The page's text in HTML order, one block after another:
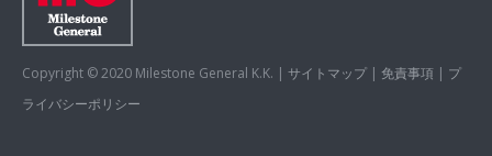
Copyright © 2020 Milestone General K.K. | サイトマップ | 免責事項 | プ
ライバシーポリシー